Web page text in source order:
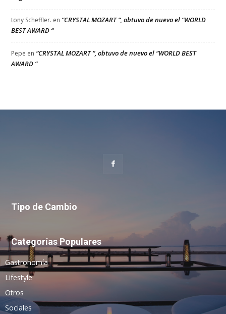
tony Scheffler. en “CRYSTAL MOZART “, obtuvo de nuevo el “WORLD
BEST AWARD “
Pepe en “CRYSTAL MOZART “, obtuvo de nuevo el “WORLD BEST
AWARD “
Tipo de Cambio
Categorías Populares
Gastronomía
Lifestyle
Otros
Sociales